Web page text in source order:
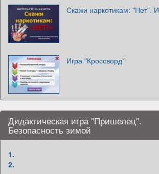
Скажи наркотикам: "Нет".
Игра "Кроссворд"
Дидактическая игра "Пришелец".
Безопасность зимой
1.
2.